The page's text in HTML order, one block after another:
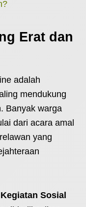
Erat dan
adalah
mendukung
Banyak warga
dari acara amal
yang
Sosial